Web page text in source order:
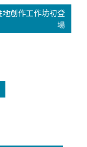
地創作工作坊初登
場